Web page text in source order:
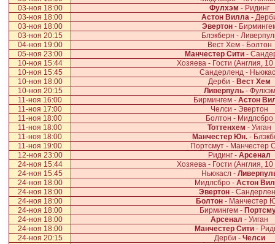
03-ноя 18:00
Фулхэм - Ридинг
03-ноя 18:00
Астон Вилла -
03-ноя 18:00
Эвертон-
03-ноя 20:15
Блэкберн -
04-ноя 19:00
Вест Хем - Болтон
05-ноя 23:00
Манчестер Сити-
10-ноя 15:44
Хозяева - Гости (Англия,
10-ноя 15:45
Сандерленд -
10-ноя 18:00
Дерби - Вест Хем
10-ноя 20:15
Ливерпуль- Фулхэм
11-ноя 16:00
Бирмингем - Астон
11-ноя 17:00
Челси - Эвертон
11-ноя 18:00
Болтон - Мидлсбро
11-ноя 18:00
Тоттенхем - Уиган
11-ноя 18:00
Манчестер Юн. -
11-ноя 19:00
Портсмут - Манчестер
12-ноя 23:00
Ридинг - Арсенал
24-ноя 15:44
Хозяева - Гости (Англия,
24-ноя 15:45
Ньюкасл -
24-ноя 18:00
Мидлсбро - Астон
24-ноя 18:00
Эвертон -
24-ноя 18:00
Болтон - Манчестер
24-ноя 18:00
Бирмингем -
24-ноя 18:00
Арсенал - Уиган
24-ноя 18:00
Манчестер Сити-
24-ноя 20:15
Дерби - Челси